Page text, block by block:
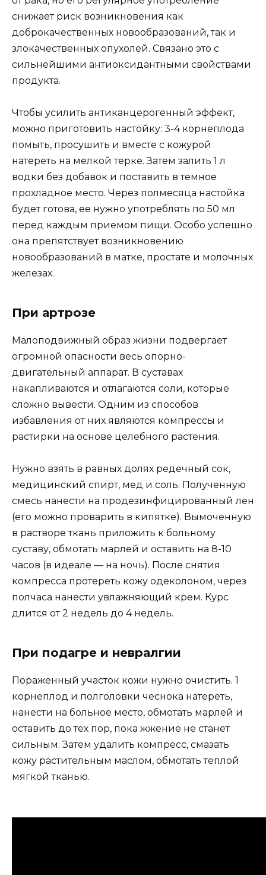
снижает риск возникновения как
доброкачественных новообразований, так и
злокачественных опухолей. Связано это с
сильнейшими антиоксидантными свойствами
продукта.
Чтобы усилить антиканцерогенный эффект,
можно приготовить настойку: 3-4 корнеплода
помыть, просушить и вместе с кожурой
натереть на мелкой терке. Затем залить 1 л
водки без добавок и поставить в темное
прохладное место. Через полмесяца настойка
будет готова, ее нужно употреблять по 50 мл
перед каждым приемом пищи. Особо успешно
она препятствует возникновению
новообразований в матке, простате и молочных
железах.
При артрозе
Малоподвижный образ жизни подвергает
огромной опасности весь опорно-
двигательный аппарат. В суставах
накапливаются и отлагаются соли, которые
сложно вывести. Одним из способов
избавления от них являются компрессы и
растирки на основе целебного растения.
Нужно взять в равных долях редечный сок,
медицинский спирт, мед и соль. Полученную
смесь нанести на продезинфицированный лен
(его можно проварить в кипятке). Вымоченную
в растворе ткань приложить к больному
суставу, обмотать марлей и оставить на 8-10
часов (в идеале — на ночь). После снятия
компресса протереть кожу одеколоном, через
полчаса нанести увлажняющий крем. Курс
длится от 2 недель до 4 недель.
При подагре и невралгии
Пораженный участок кожи нужно очистить. 1
корнеплод и полголовки чеснока натереть,
нанести на больное место, обмотать марлей и
оставить до тех пор, пока жжение не станет
сильным. Затем удалить компресс, смазать
кожу растительным маслом, обмотать теплой
мягкой тканью.